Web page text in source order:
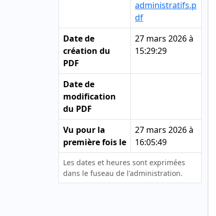
administratifs.p
df
Date de
création du
PDF
27 mars 2026 à
15:29:29
Date de
modification
du PDF
Vu pour la
première fois le
27 mars 2026 à
16:05:49
Les dates et heures sont exprimées
dans le fuseau de l'administration.